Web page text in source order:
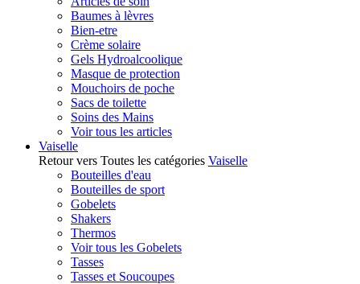
Baumes à lèvres
Bien-etre
Crème solaire
Gels Hydroalcoolique
Masque de protection
Mouchoirs de poche
Sacs de toilette
Soins des Mains
Voir tous les articles
Vaiselle
Retour vers Toutes les catégories Vaiselle
Bouteilles d'eau
Bouteilles de sport
Gobelets
Shakers
Thermos
Voir tous les Gobelets
Tasses
Tasses et Soucoupes